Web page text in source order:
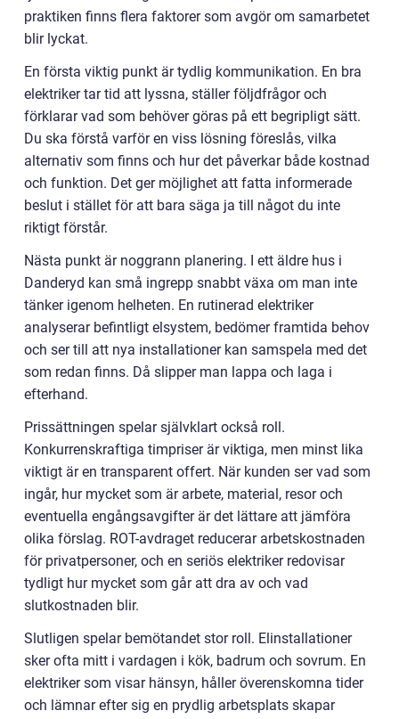
praktiken finns flera faktorer som avgör om samarbetet
blir lyckat.
En första viktig punkt är tydlig kommunikation. En bra
elektriker tar tid att lyssna, ställer följdfrågor och
förklarar vad som behöver göras på ett begripligt sätt.
Du ska förstå varför en viss lösning föreslås, vilka
alternativ som finns och hur det påverkar både kostnad
och funktion. Det ger möjlighet att fatta informerade
beslut i stället för att bara säga ja till något du inte
riktigt förstår.
Nästa punkt är noggrann planering. I ett äldre hus i
Danderyd kan små ingrepp snabbt växa om man inte
tänker igenom helheten. En rutinerad elektriker
analyserar befintligt elsystem, bedömer framtida behov
och ser till att nya installationer kan samspela med det
som redan finns. Då slipper man lappa och laga i
efterhand.
Prissättningen spelar självklart också roll.
Konkurrenskraftiga timpriser är viktiga, men minst lika
viktigt är en transparent offert. När kunden ser vad som
ingår, hur mycket som är arbete, material, resor och
eventuella engångsavgifter är det lättare att jämföra
olika förslag. ROT-avdraget reducerar arbetskostnaden
för privatpersoner, och en seriös elektriker redovisar
tydligt hur mycket som går att dra av och vad
slutkostnaden blir.
Slutligen spelar bemötandet stor roll. Elinstallationer
sker ofta mitt i vardagen i kök, badrum och sovrum. En
elektriker som visar hänsyn, håller överenskomna tider
och lämnar efter sig en prydlig arbetsplats skapar